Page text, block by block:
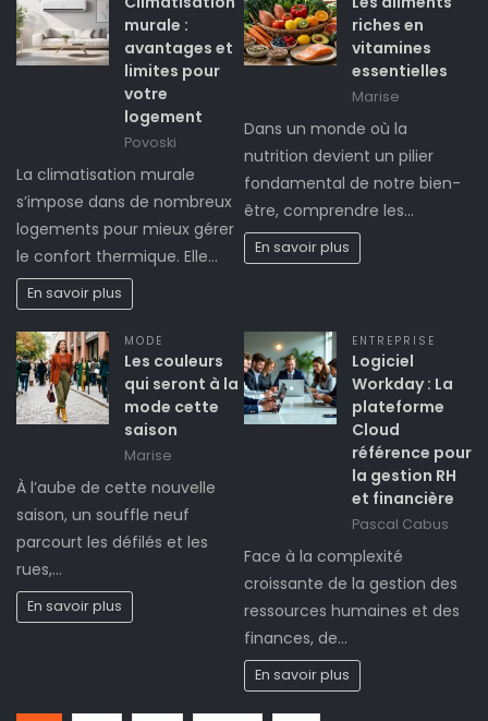
murale :
avantages et
limites pour
votre
logement
Povoski
La climatisation murale
s’impose dans de nombreux
logements pour mieux gérer
le confort thermique. Elle…
En savoir plus
riches en
vitamines
essentielles
Marise
Dans un monde où la
nutrition devient un pilier
fondamental de notre bien-
être, comprendre les…
En savoir plus
MODE
Les couleurs
qui seront à la
mode cette
saison
Marise
À l’aube de cette nouvelle
saison, un souffle neuf
parcourt les défilés et les
rues,…
En savoir plus
ENTREPRISE
Logiciel
Workday : La
plateforme
Cloud
référence pour
la gestion RH
et financière
Pascal Cabus
Face à la complexité
croissante de la gestion des
ressources humaines et des
finances, de…
En savoir plus